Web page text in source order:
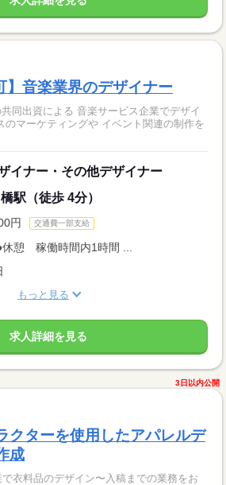
】音楽業界のデザイナー
同出資による 音楽サービス企業でデザイ
のマーケティングや イベント関連の制作を
イナー・その他デザイナー
駅（徒歩 4分）
円 交通費一部支給
憩 稼働時間内1時間 ...
もっと見る
求人詳細を見る
3日以内公開
クターを使用したアパレルデ
成
衣料品のデザイン〜入稿までの業務をお